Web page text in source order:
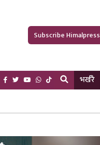
Subscribe Himalpress
भर्खरै